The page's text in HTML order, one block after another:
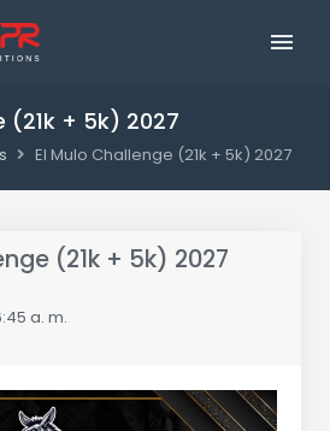
(21k + 5k) 2027
El Mulo Challenge (21k + 5k) 2027
(21k + 5k) 2027
a. m.